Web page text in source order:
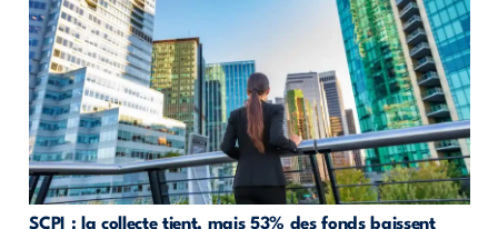
SCPI : la collecte tient, mais 53% des fonds baissent